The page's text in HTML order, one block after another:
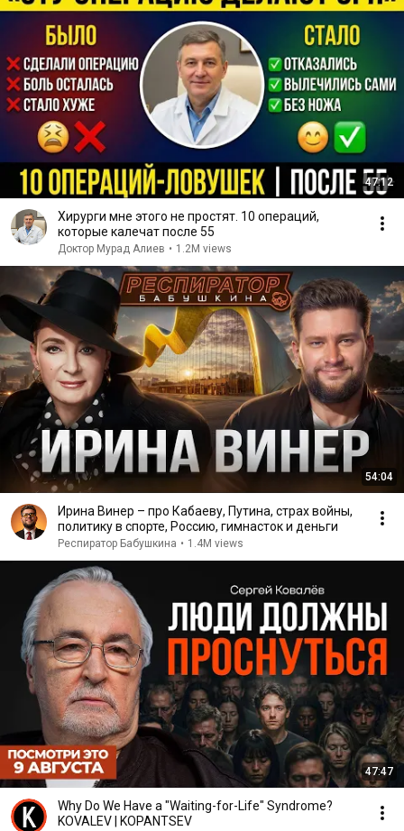
47:12
Хирурги мне этого не простят. 10 операций,
которые калечат после 55
Доктор Мурад Алиев • 1.2M views
54:04
Ирина Винер – про Кабаеву, Путина, страх войны,
политику в спорте, Россию, гимнасток и деньги
Респиратор Бабушкина • 1.4M views
47:47
Why Do We Have a "Waiting-for-Life" Syndrome?
KOVALEV | KOPANTSEV